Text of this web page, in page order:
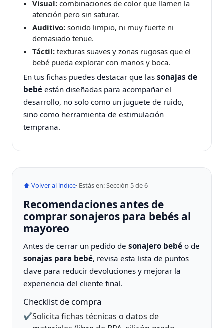
Visual:combinaciones de color que llamen la
atención pero sin saturar.
Auditivo:sonido limpio, ni muy fuerte ni
demasiado tenue.
Táctil:texturas suaves y zonas rugosas que el
bebé pueda explorar con manos y boca.
En tus fichas puedes destacar que lassonajas de
bebé están diseñadas para acompañar el
desarrollo, no solo como un juguete de ruido,
sino como herramienta de estimulación
temprana.
⬆ Volver al índice· Estás en: Sección 5 de 6
Recomendaciones antes de
comprar sonajeros para bebés al
mayoreo
Antes de cerrar un pedido desonajero bebé o de
sonajas para bebé, revisa esta lista de puntos
clave para reducir devoluciones y mejorar la
experiencia del cliente final.
Checklist de compra
✔️Solicita fichas técnicas o datos de